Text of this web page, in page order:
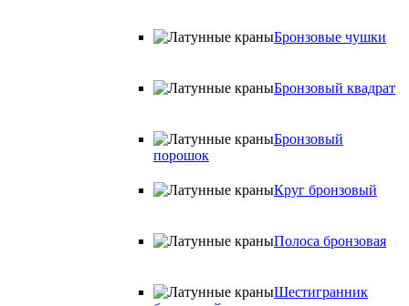
Бронзовые чушки
Бронзовый квадрат
Бронзовый
порошок
Круг бронзовый
Полоса бронзовая
Шестигранник